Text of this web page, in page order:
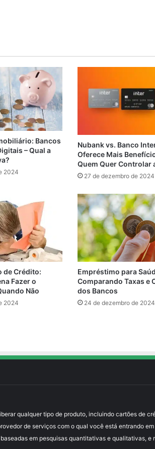
Bancos
– Qual a
2024
Nubank vs. Banco
Oferece Mais
Quem Quer Controlar
27 de dezembro de 2024
de Crédito:
Fazer o
Não
2024
Empréstimo para
Comparando Taxas e
dos Bancos
24 de dezembro de 2024
qualquer tipo de produto, incluindo cartões de
de serviços com o qual você está entrando
em pesquisas quantitativas e qualitativas,